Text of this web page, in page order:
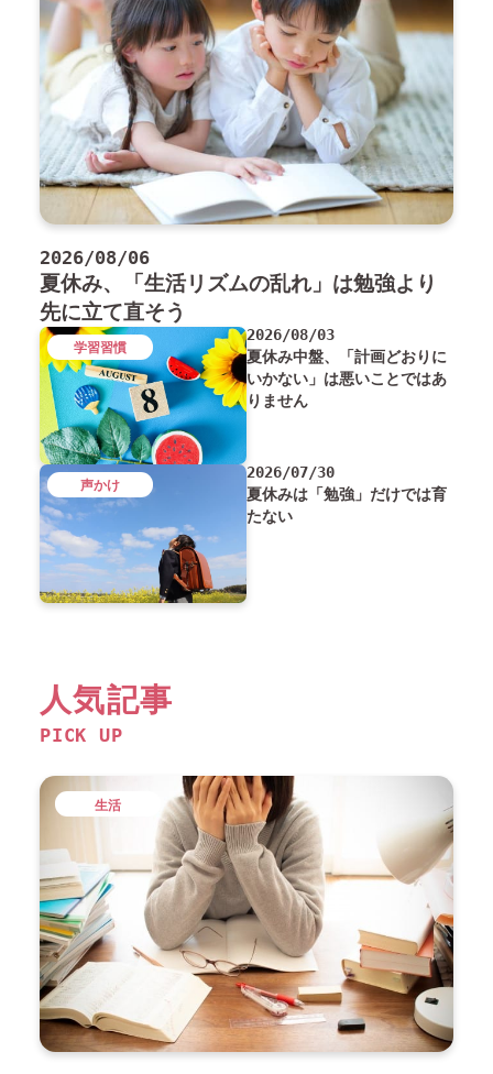
2026/08/06
夏休み、「生活リズムの乱れ」は勉強より
先に立て直そう
2026/08/03
夏休み中盤、「計画どおりに
いかない」は悪いことではあ
りません
学習習慣
2026/07/30
夏休みは「勉強」だけでは育
たない
声かけ
人気記事
PICK UP
生活